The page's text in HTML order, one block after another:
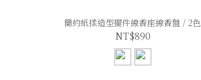
簡約紙揉造型擺件線香座線香盤 / 2色
NT$890